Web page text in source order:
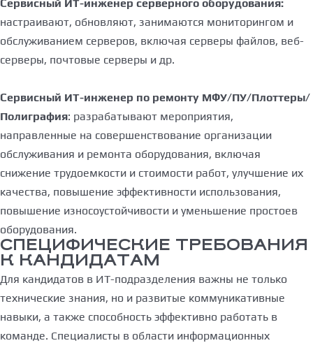
Сервисный ИТ-инженер серверного оборудования:
настраивают, обновляют, занимаются мониторингом и
обслуживанием серверов, включая серверы файлов, веб-
серверы, почтовые серверы и др.
Сервисный ИТ-инженер по ремонту МФУ/ПУ/Плоттеры/
Полиграфия: разрабатывают мероприятия,
направленные на совершенствование организации
обслуживания и ремонта оборудования, включая
снижение трудоемкости и стоимости работ, улучшение их
качества, повышение эффективности использования,
повышение износоустойчивости и уменьшение простоев
оборудования.
СПЕЦИФИЧЕСКИЕ ТРЕБОВАНИЯ
К КАНДИДАТАМ
Для кандидатов в ИТ-подразделения важны не только
технические знания, но и развитые коммуникативные
навыки, а также способность эффективно работать в
команде. Специалисты в области информационных